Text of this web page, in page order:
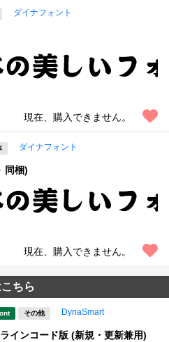
ダイナフォント
現在、購入できません。
ダイナフォント
同梱)
現在、購入できません。
ちら
その他 DynaSmart
インコード版 (新規・更新兼用)